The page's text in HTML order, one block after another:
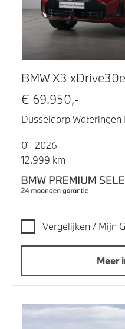
BMW X3 xDrive30e
€ 69.950,-
Dusseldorp Wateringen
01-2026
12.999 km
Vergelijken / Mijn
Meer